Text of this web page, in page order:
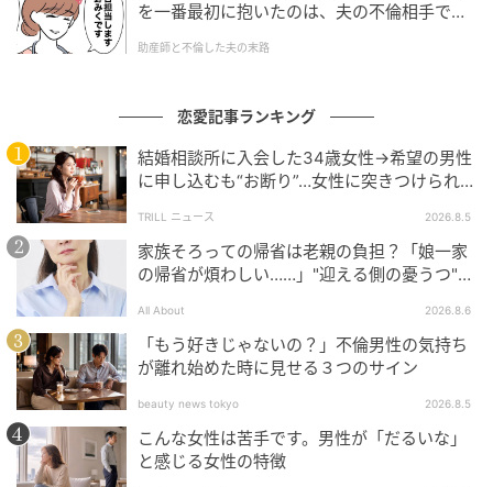
を一番最初に抱いたのは、夫の不倫相手でし
助産師と不倫した夫の末路
恋愛記事ランキング
結婚相談所に入会した34歳女性→希望の男性
に申し込むも“お断り”…女性に突きつけられた
TRILL ニュース 2026.8.5
家族そろっての帰省は老親の負担？「娘一家
の帰省が煩わしい……」"迎える側の憂うつ"の
All About 2026.8.6
「もう好きじゃないの？」不倫男性の気持ち
が離れ始めた時に見せる３つのサイン
beauty news tokyo 2026.8.5
こんな女性は苦手です。男性が「だるいな」
と感じる女性の特徴